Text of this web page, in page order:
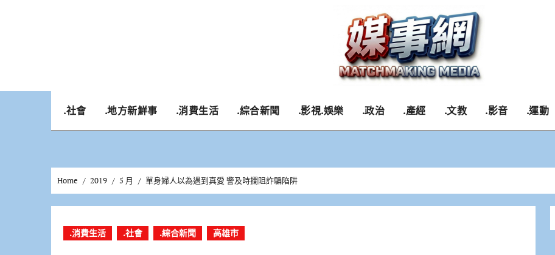
.社會 .地方新鮮事 .消費生活 .綜合新聞 .影視.娛樂 .政治 .產經 .文教 .影音 .運動
Home 2019 5 月 單身婦人以為遇到真愛 警及時攔阻詐騙陷阱
.消費生活 .社會 .綜合新聞 高雄市